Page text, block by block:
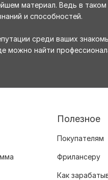
материал. Ведь в таком
и способностей.
среди ваших
можно найти
Полезное
Покупателям
Фрилансеру
Как